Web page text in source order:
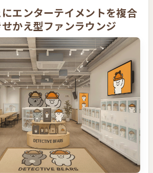
エンターテイメントを複合
かえ型ファンラウンジ